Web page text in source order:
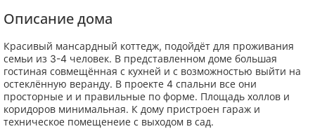
Описание дома
Красивый мансардный коттедж, подойдёт для проживания
семьи из 3-4 человек. В представленном доме большая
гостиная совмещённая с кухней и с возможностью выйти на
остеклённую веранду. В проекте 4 спальни все они
просторные и и правильные по форме. Площадь холлов и
коридоров минимальная. К дому пристроен гараж и
техническое помещенеие с выходом в сад.